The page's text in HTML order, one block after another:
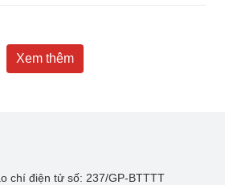
Xem thêm
chí điện tử số: 237/GP-BTTTT